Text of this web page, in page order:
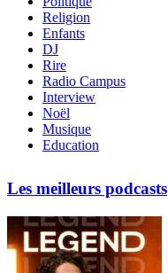
Religion
Enfants
DJ
Rire
Radio Campus
Interview
Noël
Musique
Education
Les meilleurs podcasts